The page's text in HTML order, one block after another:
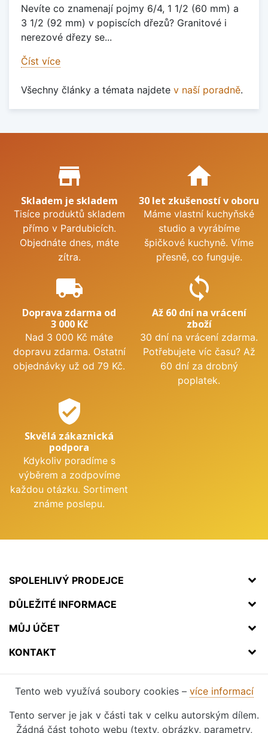
Nevíte co znamenají pojmy 6/4, 1 1/2 (60 mm) a
3 1/2 (92 mm) v popiscích dřezů? Granitové i
nerezové dřezy se...
Číst více
Všechny články a témata najdete v naší poradně.
Proč nakupovat u nás?
store_mall_directory
Skladem je skladem
Tisíce produktů skladem
přímo v Pardubicích.
Objednáte dnes, máte
zítra.
home
30 let zkušeností v oboru
Máme vlastní kuchyňské
studio a vyrábíme
špičkové kuchyně. Víme
přesně, co funguje.
local_shipping
Doprava zdarma od
3 000 Kč
Nad 3 000 Kč máte
dopravu zdarma. Ostatní
objednávky už od 79 Kč.
sync
Až 60 dní na vrácení
zboží
30 dní na vrácení zdarma.
Potřebujete víc času? Až
60 dní za drobný
poplatek.
verified_user
Skvělá zákaznická
podpora
Kdykoliv poradíme s
výběrem a zodpovíme
každou otázku. Sortiment
známe poslepu.
SPOLEHLIVÝ PRODEJCE
DŮLEŽITÉ INFORMACE
MŮJ ÚČET
KONTAKT
Tento web využívá soubory cookies – více informací
Tento server je jak v části tak v celku autorským dílem.
Žádná část tohoto webu (texty, obrázky, parametry,